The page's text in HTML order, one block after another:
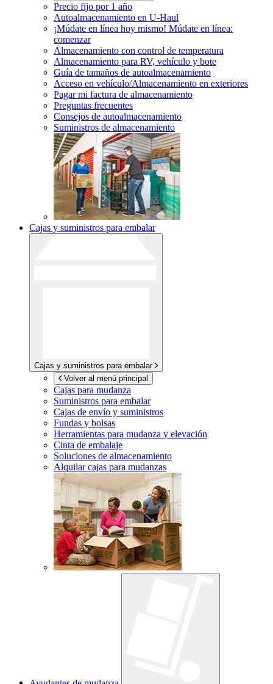
Precio fijo por 1 año
Autoalmacenamiento en U-Haul
¡Múdate en línea hoy mismo! Múdate en línea:
comenzar
Almacenamiento con control de temperatura
Almacenamiento para RV, vehículo y bote
Guía de tamaños de autoalmacenamiento
Acceso en vehículo/Almacenamiento en exteriores
Pagar mi factura de almacenamiento
Preguntas frecuentes
Consejos de autoalmacenamiento
Suministros de almacenamiento
Cajas y suministros para embalar
Cajas y suministros para embalar
Volver al menú principal
Cajas para mudanza
Suministros para embalar
Cajas de envío y suministros
Fundas y bolsas
Herramientas para mudanza y elevación
Cinta de embalaje
Soluciones de almacenamiento
Alquilar cajas para mudanzas